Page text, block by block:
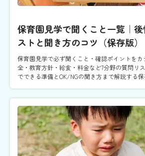
保育園見学で聞くこと一覧｜後
ストと聞き方のコツ（保存版）
保育園見学で必ず聞くこと・確認ポイントを
全・教育方針・給食・料金など7分野の質問リ
でできる準備とOK/NGの聞き方まで解説する保